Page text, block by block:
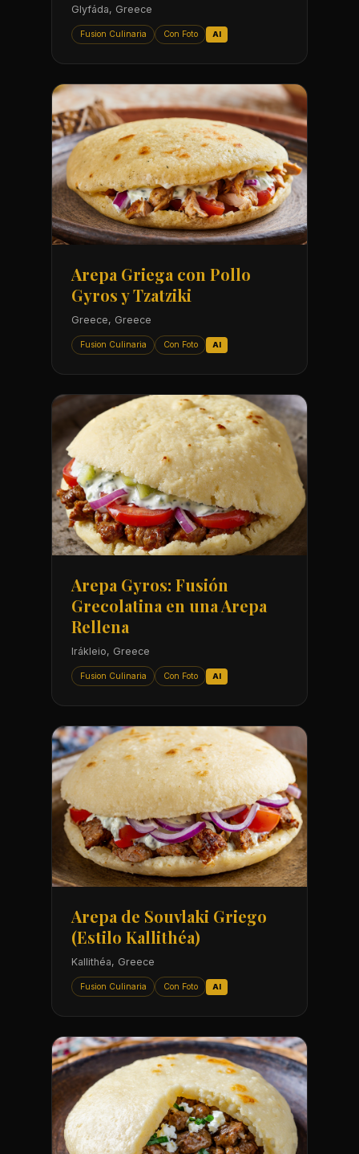
Glyfáda, Greece
Fusion Culinaria Con Foto AI
Arepa Griega con Pollo
Gyros y Tzatziki
Greece, Greece
Fusion Culinaria Con Foto AI
Arepa Gyros: Fusión
Grecolatina en una Arepa
Rellena
Irákleio, Greece
Fusion Culinaria Con Foto AI
Arepa de Souvlaki Griego
(Estilo Kallithéa)
Kallithéa, Greece
Fusion Culinaria Con Foto AI